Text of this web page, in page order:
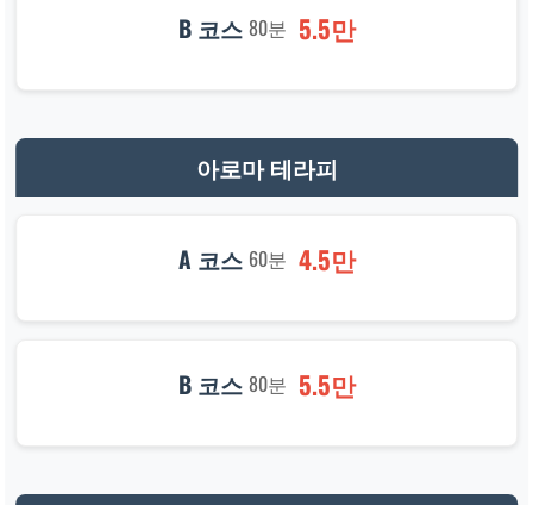
B 코스 80분 5.5만
아로마 테라피
A 코스 60분 4.5만
B 코스 80분 5.5만